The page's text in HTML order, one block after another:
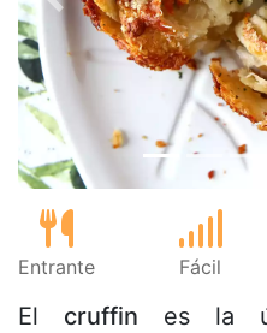
Anterior
Entrante Fácil
El cruffin es la